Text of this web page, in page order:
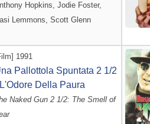
Hopkins, Jodie Foster,
Lemmons, Scott Glenn
1991
Pallottola Spuntata 2 1/2
Della Paura
Naked Gun 2 1/2: The Smell of